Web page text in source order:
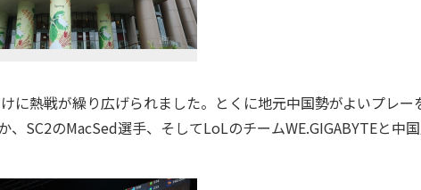
に熱戦が繰り広げられました。とくに地元中国勢がよいプレー
SC2のMacSed選手、そしてLoLのチームWE.GIGABYTEと中